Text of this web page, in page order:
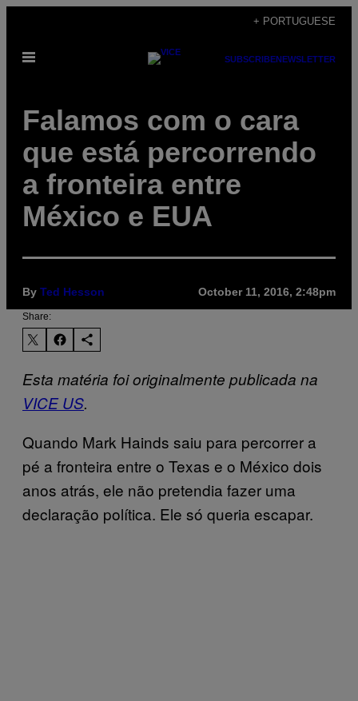
content
+ PORTUGUESE
Open
SUBSCRIBENEWSLETTER
Falamos com o cara
que está percorrendo
a fronteira entre
México e EUA
By Ted Hesson October 11, 2016, 2:48pm
Share:
Esta matéria foi originalmente publicada na
VICE US.
Quando Mark Hainds saiu para percorrer a
pé a fronteira entre o Texas e o México dois
anos atrás, ele não pretendia fazer uma
declaração política. Ele só queria escapar.